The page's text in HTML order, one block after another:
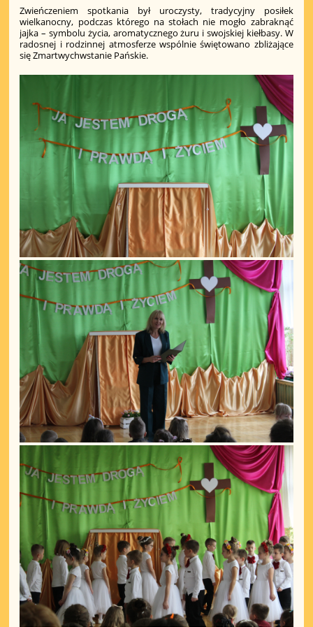
Zwieńczeniem spotkania był uroczysty, tradycyjny posiłek
wielkanocny, podczas którego na stołach nie mogło zabraknąć
jajka – symbolu życia, aromatycznego żuru i swojskiej kiełbasy. W
radosnej i rodzinnej atmosferze wspólnie świętowano zbliżające
się Zmartwychwstanie Pańskie.